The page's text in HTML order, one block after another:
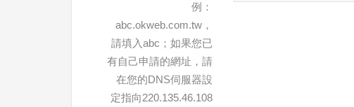
例：
abc.okweb.com.tw，
請填入abc；如果您已
有自己申請的網址，請
在您的DNS伺服器設
定指向220.135.46.108